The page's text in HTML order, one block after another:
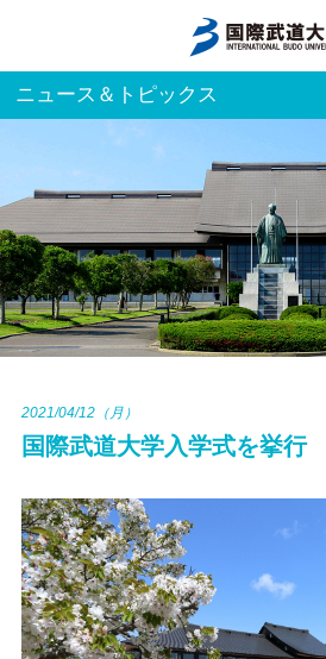
アクセス
ご利用者別
ホーム
大学案内
資格・就職
キャンパスライフ
学友会クラブ活動
ニュース＆トピックス
2021/04/12（月）
国際武道大学入学式を挙行